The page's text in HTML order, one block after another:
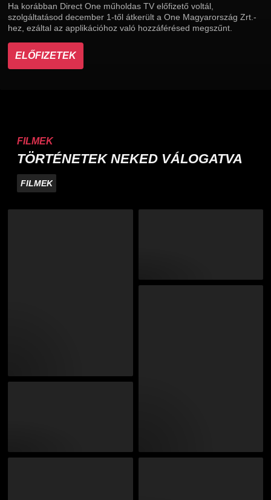
Ha korábban Direct One műholdas TV előfizető voltál,
szolgáltatásod december 1-től átkerült a One Magyarország Zrt.-
hez, ezáltal az applikációhoz való hozzáférésed megszűnt.
ELŐFIZETEK
FILMEK
TÖRTÉNETEK NEKED VÁLOGATVA
FILMEK